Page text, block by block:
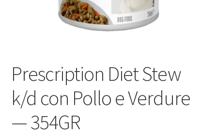
Сотрудничество
Prescription Diet Stew
k/d con Pollo e Verdure
— 354GR